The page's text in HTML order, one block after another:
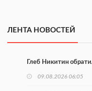
ЛЕНТА НОВОСТЕЙ
Глеб Никитин
09.08.2026 06:05